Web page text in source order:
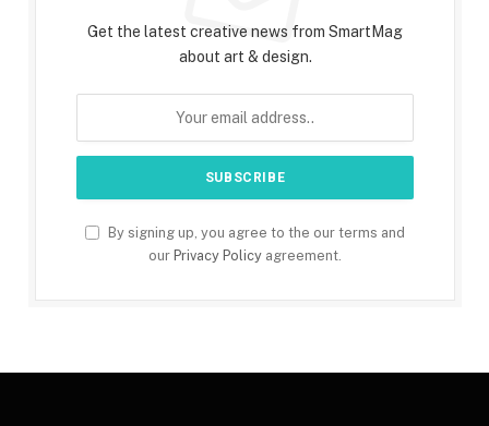
Get the latest creative news from SmartMag
about art & design.
By signing up, you agree to the our terms and
our Privacy Policy agreement.